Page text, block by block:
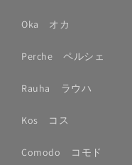
Oka オカ
Perche ペルシェ
Rauha ラウハ
Kos コス
Comodo コモド